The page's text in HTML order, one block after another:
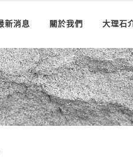
新消息 關於我們 大理石